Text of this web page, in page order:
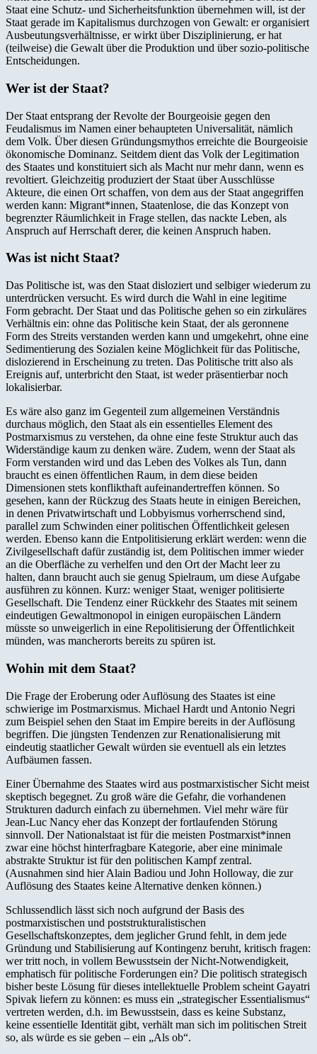
Staat eine Schutz- und Sicherheitsfunktion übernehmen will, ist der
Staat gerade im Kapitalismus durchzogen von Gewalt: er organisiert
Ausbeutungsverhältnisse, er wirkt über Disziplinierung, er hat
(teilweise) die Gewalt über die Produktion und über sozio-politische
Entscheidungen.
Wer ist der Staat?
Der Staat entsprang der Revolte der Bourgeoisie gegen den
Feudalismus im Namen einer behaupteten Universalität, nämlich
dem Volk. Über diesen Gründungsmythos erreichte die Bourgeoisie
ökonomische Dominanz. Seitdem dient das Volk der Legitimation
des Staates und konstituiert sich als Macht nur mehr dann, wenn es
revoltiert. Gleichzeitig produziert der Staat über Ausschlüsse
Akteure, die einen Ort schaffen, von dem aus der Staat angegriffen
werden kann: Migrant*innen, Staatenlose, die das Konzept von
begrenzter Räumlichkeit in Frage stellen, das nackte Leben, als
Anspruch auf Herrschaft derer, die keinen Anspruch haben.
Was ist nicht Staat?
Das Politische ist, was den Staat disloziert und selbiger wiederum zu
unterdrücken versucht. Es wird durch die Wahl in eine legitime
Form gebracht. Der Staat und das Politische gehen so ein zirkuläres
Verhältnis ein: ohne das Politische kein Staat, der als geronnene
Form des Streits verstanden werden kann und umgekehrt, ohne eine
Sedimentierung des Sozialen keine Möglichkeit für das Politische,
dislozierend in Erscheinung zu treten. Das Politische tritt also als
Ereignis auf, unterbricht den Staat, ist weder präsentierbar noch
lokalisierbar.
Es wäre also ganz im Gegenteil zum allgemeinen Verständnis
durchaus möglich, den Staat als ein essentielles Element des
Postmarxismus zu verstehen, da ohne eine feste Struktur auch das
Widerständige kaum zu denken wäre. Zudem, wenn der Staat als
Form verstanden wird und das Leben des Volkes als Tun, dann
braucht es einen öffentlichen Raum, in dem diese beiden
Dimensionen stets konflikthaft aufeinandertreffen können. So
gesehen, kann der Rückzug des Staats heute in einigen Bereichen,
in denen Privatwirtschaft und Lobbyismus vorherrschend sind,
parallel zum Schwinden einer politischen Öffentlichkeit gelesen
werden. Ebenso kann die Entpolitisierung erklärt werden: wenn die
Zivilgesellschaft dafür zuständig ist, dem Politischen immer wieder
an die Oberfläche zu verhelfen und den Ort der Macht leer zu
halten, dann braucht auch sie genug Spielraum, um diese Aufgabe
ausführen zu können. Kurz: weniger Staat, weniger politisierte
Gesellschaft. Die Tendenz einer Rückkehr des Staates mit seinem
eindeutigen Gewaltmonopol in einigen europäischen Ländern
müsste so unweigerlich in eine Repolitisierung der Öffentlichkeit
münden, was mancherorts bereits zu spüren ist.
Wohin mit dem Staat?
Die Frage der Eroberung oder Auflösung des Staates ist eine
schwierige im Postmarxismus. Michael Hardt und Antonio Negri
zum Beispiel sehen den Staat im Empire bereits in der Auflösung
begriffen. Die jüngsten Tendenzen zur Renationalisierung mit
eindeutig staatlicher Gewalt würden sie eventuell als ein letztes
Aufbäumen fassen.
Einer Übernahme des Staates wird aus postmarxistischer Sicht meist
skeptisch begegnet. Zu groß wäre die Gefahr, die vorhandenen
Strukturen dadurch einfach zu übernehmen. Viel mehr wäre für
Jean-Luc Nancy eher das Konzept der fortlaufenden Störung
sinnvoll. Der Nationalstaat ist für die meisten Postmarxist*innen
zwar eine höchst hinterfragbare Kategorie, aber eine minimale
abstrakte Struktur ist für den politischen Kampf zentral.
(Ausnahmen sind hier Alain Badiou und John Holloway, die zur
Auflösung des Staates keine Alternative denken können.)
Schlussendlich lässt sich noch aufgrund der Basis des
postmarxistischen und poststrukturalistischen
Gesellschaftskonzeptes, dem jeglicher Grund fehlt, in dem jede
Gründung und Stabilisierung auf Kontingenz beruht, kritisch fragen:
wer tritt noch, in vollem Bewusstsein der Nicht-Notwendigkeit,
emphatisch für politische Forderungen ein? Die politisch strategisch
bisher beste Lösung für dieses intellektuelle Problem scheint Gayatri
Spivak liefern zu können: es muss ein „strategischer Essentialismus“
vertreten werden, d.h. im Bewusstsein, dass es keine Substanz,
keine essentielle Identität gibt, verhält man sich im politischen Streit
so, als würde es sie geben – ein „Als ob“.